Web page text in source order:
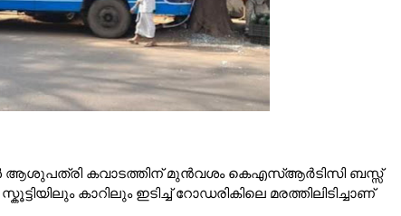
ആശുപത്രി കവാടത്തിന് മുൻവശം കെഎസ്ആര്‍ടിസി ബസ്സ്
കാറിലും ഇടിച്ച് റോഡരികിലെ മരത്തിലിടിച്ചാണ്